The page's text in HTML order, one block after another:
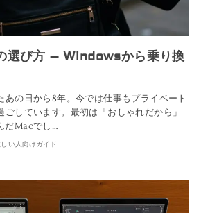
選び方 – Windowsから乗り換
あの日から8年。今では仕事もプライベート
しています。最初は「おしゃれだから」
だMacでし…
い人向けガイド